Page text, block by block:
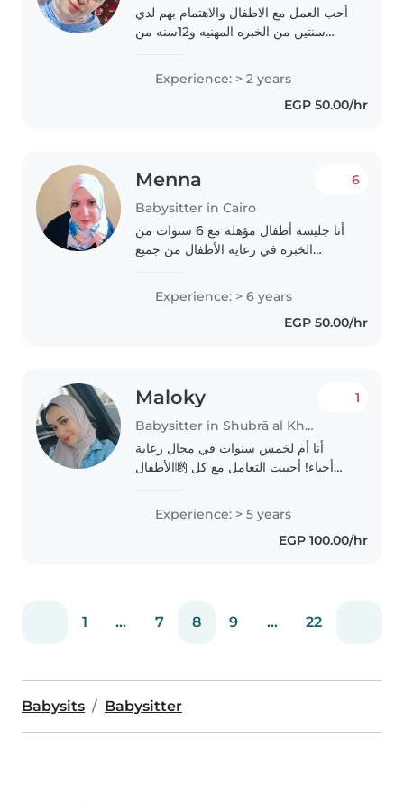
أحب العمل مع الاطفال والاهتمام بهم لدي
سنتين من الخبره المهنيه و12سنه من
Experience: > 2 years
EGP 50.00/hr
Menna
Babysitter in Cairo
6
أنا جليسة أطفال مؤهلة مع 6 سنوات من
الخبرة في رعاية الأطفال من جميع
وأحب العمل مع الأطفال، حيث أن لدي
خبرة في الرسم، القراءة، الحرف
Experience: > 6 years
EGP 50.00/hr
Maloky
Babysitter in Shubrā al Khaymah
1
أنا أم لخمس سنوات في مجال رعاية
الأطفال哟 أحباء! أحببت التعامل مع كل
لديّ خبرة واسعة مع الأطفال الذين يعانون
Experience: > 5 years
EGP 100.00/hr
1 ... 7 8 9 ... 22
Babysits Babysitter